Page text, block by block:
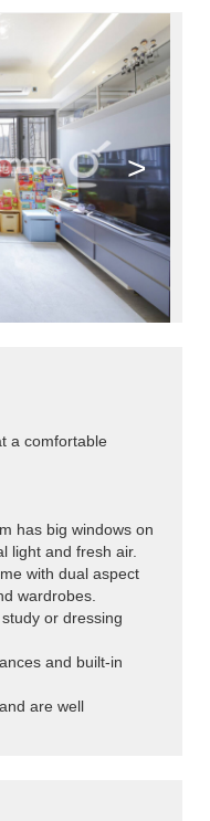
>
a comfortable
has big windows on
light and fresh air.
with dual aspect
wardrobes.
or dressing
and built-in
are well